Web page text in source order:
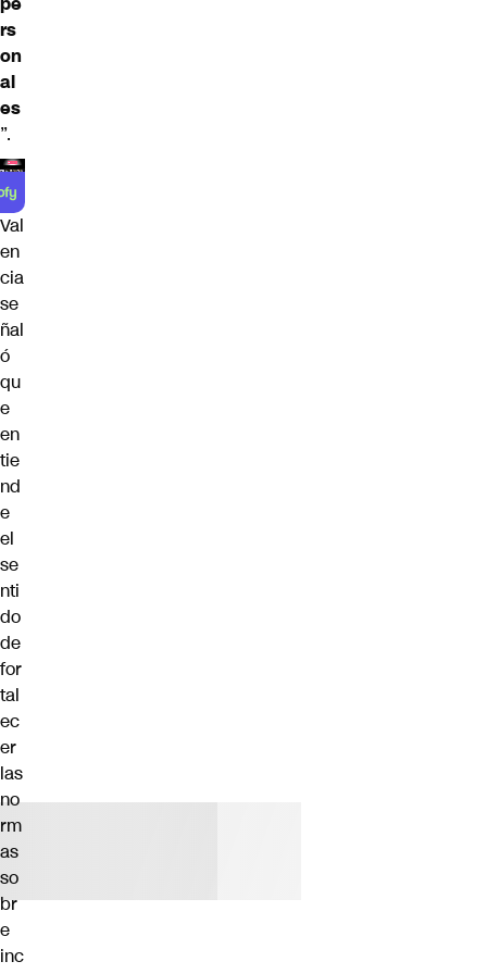
rs
on
al
es
”.
Val
en
cia
se
ñal
ó
qu
e
en
tie
nd
e
el
se
nti
do
de
for
tal
ec
er
las
no
rm
as
so
br
e
inc